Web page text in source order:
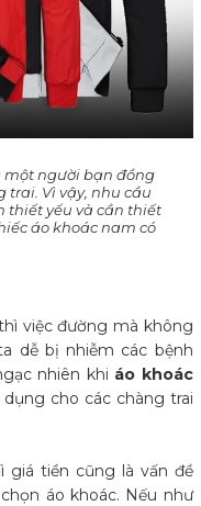
một người bạn đồng
trai. Vì vậy, nhu cầu
thiết yếu và cần thiết
áo khoác nam có
việc đường mà không
dễ bị nhiễm các bệnh
nhiên khi áo khoác
cho các chàng trai
giá tiền cũng là vấn đề
áo khoác. Nếu như